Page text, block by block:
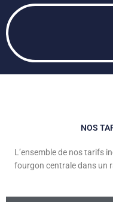
NOS
L’ensemble de nos tarifs
fourgon centrale dans un